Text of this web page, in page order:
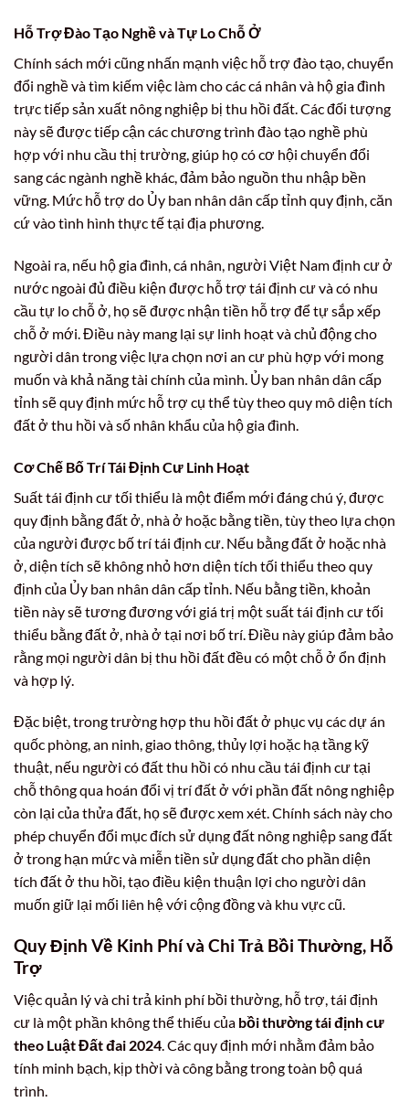
Hỗ Trợ Đào Tạo Nghề và Tự Lo Chỗ Ở
Chính sách mới cũng nhấn mạnh việc hỗ trợ đào tạo, chuyển
đổi nghề và tìm kiếm việc làm cho các cá nhân và hộ gia đình
trực tiếp sản xuất nông nghiệp bị thu hồi đất. Các đối tượng
này sẽ được tiếp cận các chương trình đào tạo nghề phù
hợp với nhu cầu thị trường, giúp họ có cơ hội chuyển đổi
sang các ngành nghề khác, đảm bảo nguồn thu nhập bền
vững. Mức hỗ trợ do Ủy ban nhân dân cấp tỉnh quy định, căn
cứ vào tình hình thực tế tại địa phương.
Ngoài ra, nếu hộ gia đình, cá nhân, người Việt Nam định cư ở
nước ngoài đủ điều kiện được hỗ trợ tái định cư và có nhu
cầu tự lo chỗ ở, họ sẽ được nhận tiền hỗ trợ để tự sắp xếp
chỗ ở mới. Điều này mang lại sự linh hoạt và chủ động cho
người dân trong việc lựa chọn nơi an cư phù hợp với mong
muốn và khả năng tài chính của mình. Ủy ban nhân dân cấp
tỉnh sẽ quy định mức hỗ trợ cụ thể tùy theo quy mô diện tích
đất ở thu hồi và số nhân khẩu của hộ gia đình.
Cơ Chế Bố Trí Tái Định Cư Linh Hoạt
Suất tái định cư tối thiểu là một điểm mới đáng chú ý, được
quy định bằng đất ở, nhà ở hoặc bằng tiền, tùy theo lựa chọn
của người được bố trí tái định cư. Nếu bằng đất ở hoặc nhà
ở, diện tích sẽ không nhỏ hơn diện tích tối thiểu theo quy
định của Ủy ban nhân dân cấp tỉnh. Nếu bằng tiền, khoản
tiền này sẽ tương đương với giá trị một suất tái định cư tối
thiểu bằng đất ở, nhà ở tại nơi bố trí. Điều này giúp đảm bảo
rằng mọi người dân bị thu hồi đất đều có một chỗ ở ổn định
và hợp lý.
Đặc biệt, trong trường hợp thu hồi đất ở phục vụ các dự án
quốc phòng, an ninh, giao thông, thủy lợi hoặc hạ tầng kỹ
thuật, nếu người có đất thu hồi có nhu cầu tái định cư tại
chỗ thông qua hoán đổi vị trí đất ở với phần đất nông nghiệp
còn lại của thửa đất, họ sẽ được xem xét. Chính sách này cho
phép chuyển đổi mục đích sử dụng đất nông nghiệp sang đất
ở trong hạn mức và miễn tiền sử dụng đất cho phần diện
tích đất ở thu hồi, tạo điều kiện thuận lợi cho người dân
muốn giữ lại mối liên hệ với cộng đồng và khu vực cũ.
Quy Định Về Kinh Phí và Chi Trả Bồi Thường, Hỗ
Trợ
Việc quản lý và chi trả kinh phí bồi thường, hỗ trợ, tái định
cư là một phần không thể thiếu của bồi thường tái định cư
theo Luật Đất đai 2024 . Các quy định mới nhằm đảm bảo
tính minh bạch, kịp thời và công bằng trong toàn bộ quá
trình.